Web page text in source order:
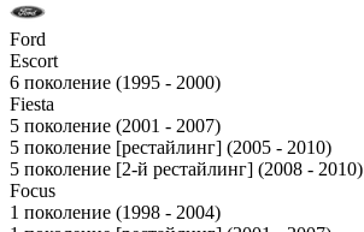
Ford
Escort
6 поколение (1995 - 2000)
Fiesta
5 поколение (2001 - 2007)
5 поколение [рестайлинг] (2005 - 2010)
5 поколение [2-й рестайлинг] (2008 - 2010)
Focus
1 поколение (1998 - 2004)